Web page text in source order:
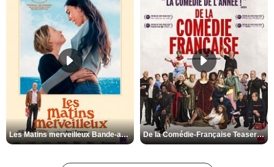
Les Matins merveilleux Bande-annonce VF De la Comédie-Française Teaser VF